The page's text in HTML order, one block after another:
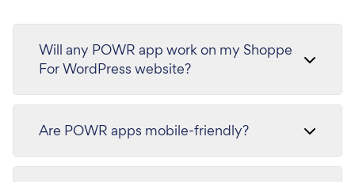
Will any POWR app work on my Shoppe
For WordPress website?
Are POWR apps mobile-friendly?